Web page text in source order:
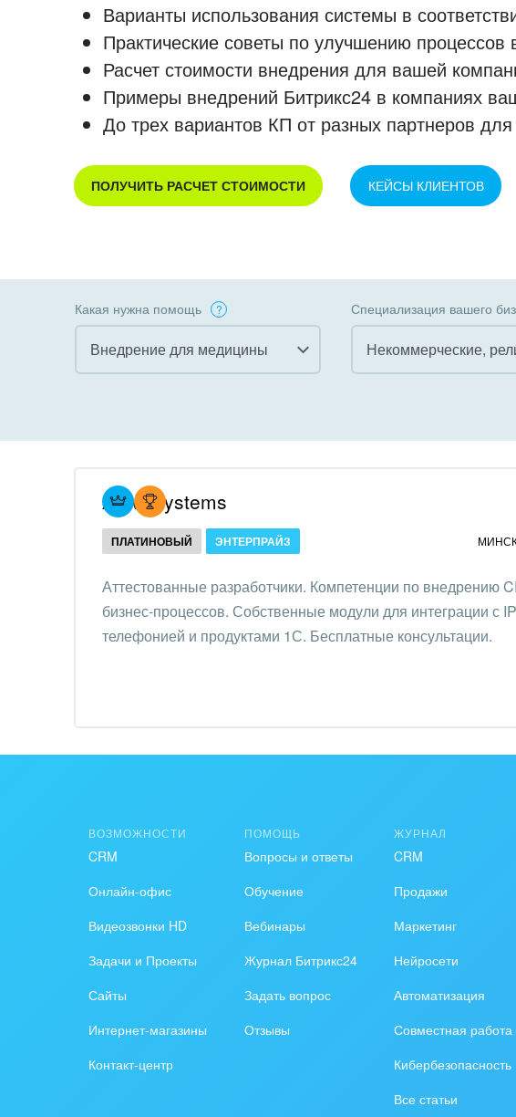
Варианты использования системы в
Практические советы по улучшению
Расчет стоимости внедрения для вашей
Примеры внедрений Битрикс24 в компаниях
До трех вариантов КП от разных партнеров
ПОЛУЧИТЬ РАСЧЕТ СТОИМОСТИ КЕЙСЫ КЛИЕНТОВ
Какая нужна помощь
Внедрение для медицины
Внедрение КЭДО
Интеграция с 1С
Организация задач и
Внедрение Бизнес-
процессов
внедрения
Внедрение для
продаж
/ Интранета
Специализация вашего
Коммунальные
организации,
Общественно-
Промышленность
СМИ, издательства,
справочники
Страхование
Строительство,
благоустройство
Транспорт, Авиация,
Atevi Systems
ПЛАТИНОВЫЙ ЭНТЕРПРАЙЗ
Аттестованные разработчики. Компетенции по внедрению
бизнес-процессов. Собственные модули для интеграции с
телефонией и продуктами 1С. Бесплатные консультации.
ВОЗМОЖНОСТИ
CRM
Онлайн-офис
Видеозвонки HD
Задачи и Проекты
Сайты
Интернет-магазины
Контакт-центр
ПОМОЩЬ
Вопросы и ответы
Обучение
Вебинары
Журнал Битрикс24
Задать вопрос
Отзывы
ЖУРНАЛ
CRM
Продажи
Маркетинг
Нейросети
Автоматизация
Совместная работа
Кибербезопасность
Все статьи